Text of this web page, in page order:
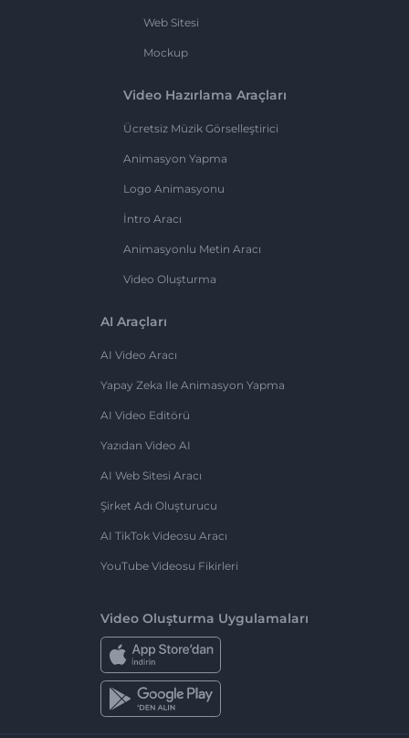
Web Sitesi
Mockup
Video Hazırlama Araçları
Ücretsiz Müzik Görselleştirici
Animasyon Yapma
Logo Animasyonu
İntro Aracı
Animasyonlu Metin Aracı
Video Oluşturma
AI Araçları
AI Video Aracı
Yapay Zeka Ile Animasyon Yapma
AI Video Editörü
Yazıdan Video AI
AI Web Sitesi Aracı
Şirket Adı Oluşturucu
AI TikTok Videosu Aracı
YouTube Videosu Fikirleri
Video Oluşturma Uygulamaları